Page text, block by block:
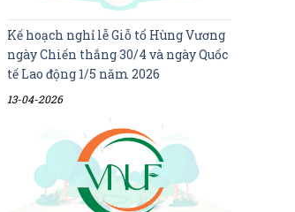
Kế hoạch nghỉ lễ Giỗ tổ Hùng Vương
ngày Chiến thắng 30/4 và ngày Quốc
tế Lao động 1/5 năm 2026
13-04-2026